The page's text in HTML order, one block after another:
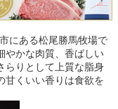
にある松尾勝馬牧場で
やかな肉質、香ばしい
らりとして上質な脂身
甘くいい香りは食欲を